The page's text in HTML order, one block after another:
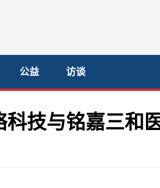
公益 访谈
技与铭嘉三和